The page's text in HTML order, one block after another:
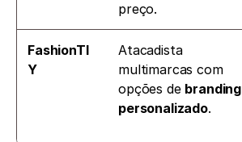
preço.
FashionTI
Y
Atacadista
multimarcas com
opções de branding
personalizado.